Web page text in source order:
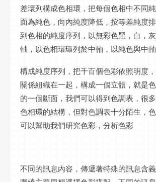
差環列構成色相環，把每個色相中不同
面為純色，向內純度降低，按等差純度
到色相的純度序列，以無彩色黑，白，
軸，以色相環環列於中軸，以純色與中軸
構成純度序列，把千百個色彩依照明度
關係組織在一起，構成一個立體，就是
的一個斷面，我們可以得到色調表，很
色相環的結構，但對色調表十分陌生，
可以幫助我們研究色彩，分析色彩
不同的訊息內容，傳遞著特殊的訊息含